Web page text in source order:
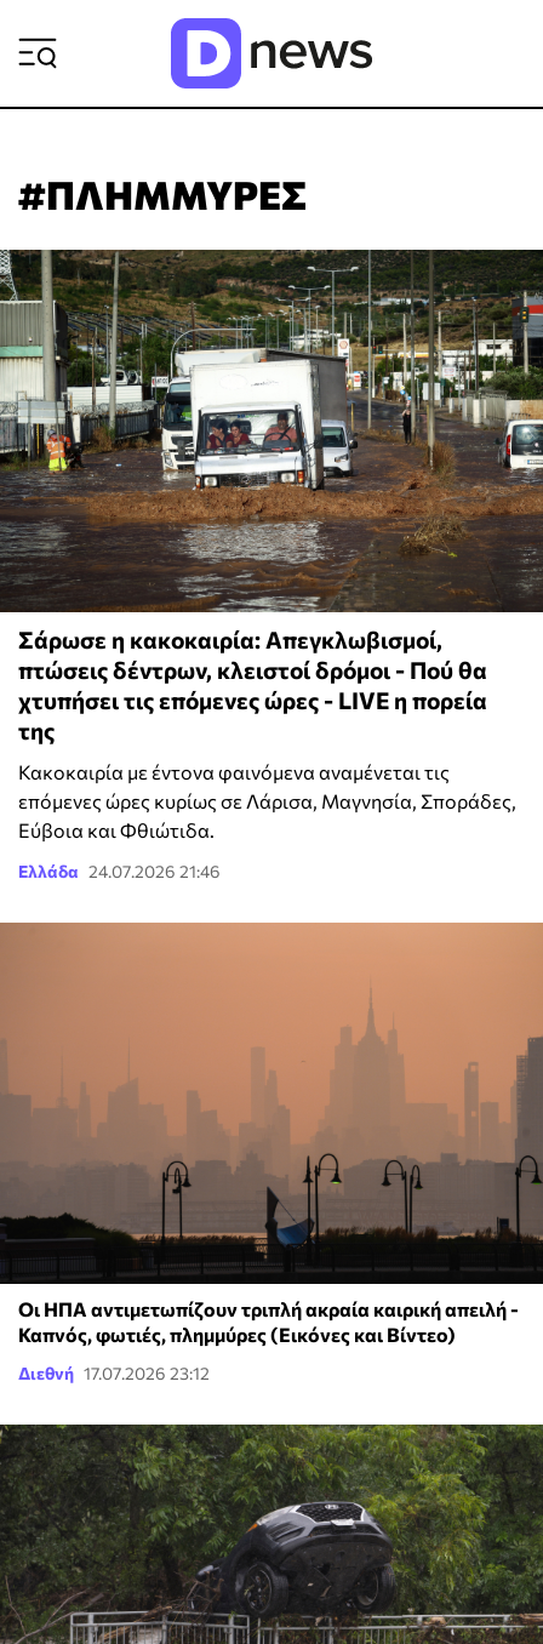
#ΠΛΗΜΜΥΡΕΣ
Σάρωσε η κακοκαιρία: Απεγκλωβισμοί,
πτώσεις δέντρων, κλειστοί δρόμοι - Πού θα
χτυπήσει τις επόμενες ώρες - LIVE η πορεία
της
Κακοκαιρία με έντονα φαινόμενα αναμένεται τις
επόμενες ώρες κυρίως σε Λάρισα, Μαγνησία, Σποράδες,
Εύβοια και Φθιώτιδα.
Ελλάδα 24.07.2026 21:46
Οι ΗΠΑ αντιμετωπίζουν τριπλή ακραία καιρική απειλή -
Καπνός, φωτιές, πλημμύρες (Εικόνες και Βίντεο)
Διεθνή 17.07.2026 23:12